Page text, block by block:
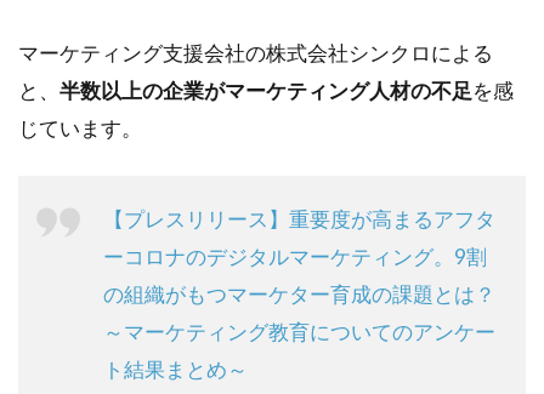
マーケティング支援会社の株式会社シンクロによる
と、 半数以上の企業がマーケティング人材の不足を感
じています。
【プレスリリース】重要度が高まるアフタ
ーコロナのデジタルマーケティング。9割
の組織がもつマーケター育成の課題とは？
～マーケティング教育についてのアンケー
ト結果まとめ～